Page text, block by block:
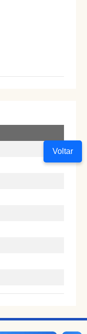
Voltar